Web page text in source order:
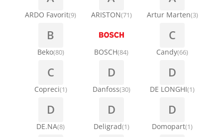
Stakla i okviri vrata za veš mašinu
Termostati i hidrostati za veš mašine
Nosači za klimu
Ostali materijal za montažu klima uređaja
ARDO Favorit(9) ARISTON(71) Artur Marten(3)
B
Beko(80) BOSCH(84)
C
Candy(66)
C
Copreci(1)
D
Danfoss(30)
D
DE LONGHI(1)
D
DE.NA(8)
D
Deligrad(1)
D
Domopart(1)